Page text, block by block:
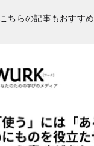
こちらの記事もおすすめ